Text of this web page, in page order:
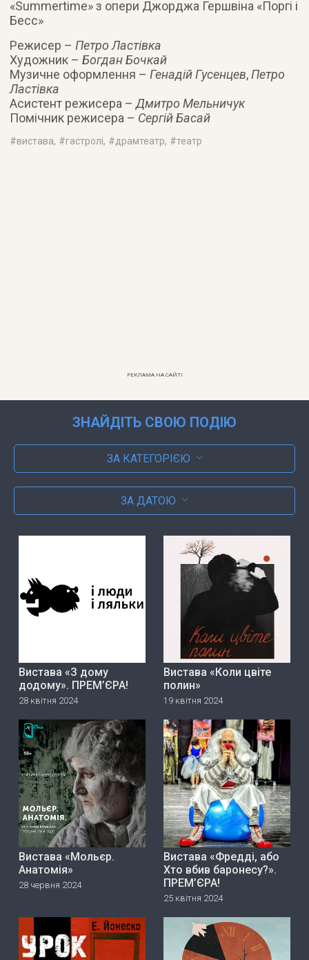
«Summertime» з опери Джорджа Гершвіна «Поргі і
Бесс»
Режисер –Петро Ластівка
Художник –Богдан Бочкай
Музичне оформлення –Генадій Гусенцев,Петро
Ластівка
Асистент режисера –Дмитро Мельничук
Помічник режисера – Сергій Басай
#вистава, #гастролі, #драмтеатр, #театр
РЕКЛАМА НА САЙТІ
ЗНАЙДІТЬ СВОЮ ПОДІЮ
ЗА КАТЕГОРІЄЮ
ЗА ДАТОЮ
Вистава «З дому
додому». ПРЕМ’ЄРА!
28 квітня 2024
Вистава «Коли цвіте
полин»
19 квітня 2024
Вистава «Мольєр.
Анатомія»
28 червня 2024
Вистава «Фредді, або
Хто вбив баронесу?».
ПРЕМ’ЄРА!
25 квітня 2024